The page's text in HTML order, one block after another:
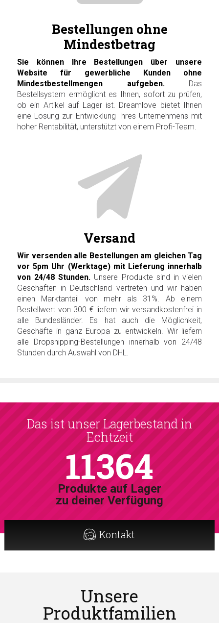
Bestellungen ohne
Mindestbetrag
Sie können Ihre Bestellungen über unsere
Website für gewerbliche Kunden ohne
Mindestbestellmengen aufgeben.Das
Bestellsystem ermöglicht es Ihnen, sofort zu prüfen,
ob ein Artikel auf Lager ist. Dreamlove bietet Ihnen
eine Lösung zur Entwicklung Ihres Unternehmens mit
hoher Rentabilität, unterstützt von einem Profi-Team.
Versand
Wir versenden alle Bestellungen am gleichen Tag
vor 5pm Uhr (Werktage) mit Lieferung innerhalb
von 24/48 Stunden. Unsere Produkte sind in vielen
Geschäften in Deutschland vertreten und wir haben
einen Marktanteil von mehr als 31%. Ab einem
Bestellwert von 300 € liefern wir versandkostenfrei in
alle Bundesländer. Es hat auch die Möglichkeit,
Geschäfte in ganz Europa zu entwickeln. Wir liefern
alle Dropshipping-Bestellungen innerhalb von 24/48
Stunden durch Auswahl von DHL.
Das ist unser Lagerbestand in
Echtzeit
11364
Produkte auf Lager
zu deiner Verfügung
Kontakt
Unsere
Produktfamilien